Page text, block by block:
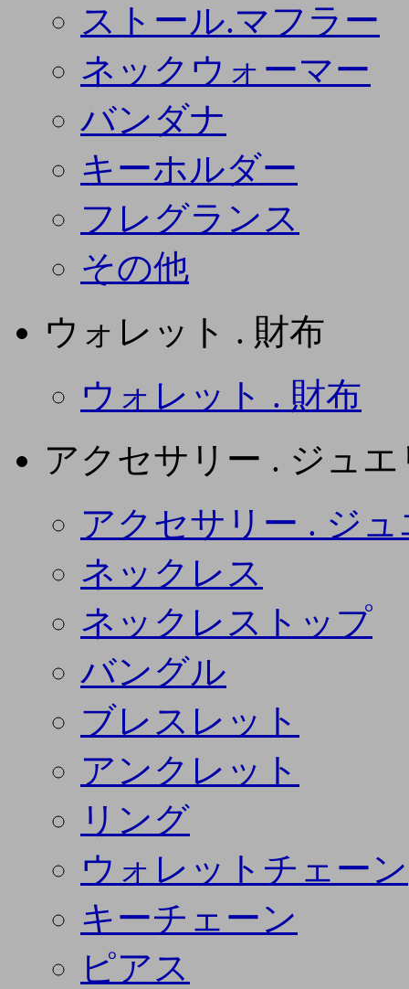
ストール.マフラー
ネックウォーマー
バンダナ
キーホルダー
フレグランス
その他
ウォレット . 財布
ウォレット . 財布
アクセサリー . ジュエ
アクセサリー . ジ
ネックレス
ネックレストップ
バングル
ブレスレット
アンクレット
リング
ウォレットチェーン
キーチェーン
ピアス